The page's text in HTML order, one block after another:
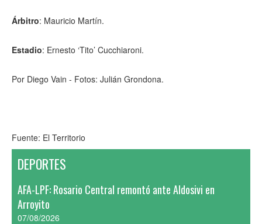
Árbitro: Mauricio Martín.
Estadio: Ernesto ‘Tito’ Cucchiaroni.
Por Diego Vain - Fotos: Julián Grondona.
Fuente: El Territorio
DEPORTES
AFA-LPF: Rosario Central remontó ante Aldosivi en
Arroyito
07/08/2026